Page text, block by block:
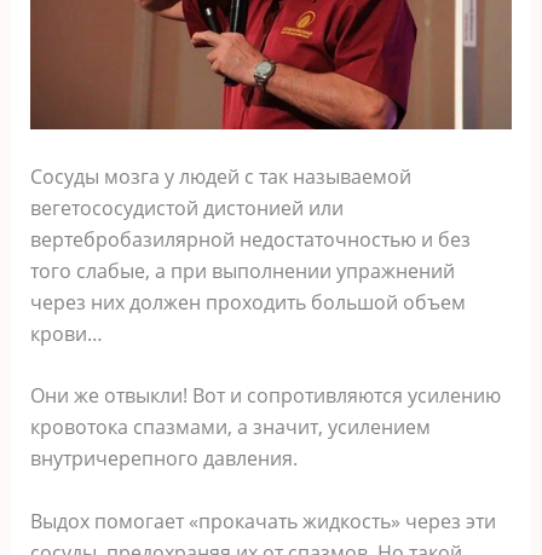
Сосуды мозга у людей с так называемой
вегетососудистой дистонией или
вертебробазилярной недостаточностью и без
того слабые, а при выполнении упражнений
через них должен проходить большой объем
крови…
Они же отвыкли! Вот и сопротивляются усилению
кровотока спазмами, а значит, усилением
внутричерепного давления.
Выдох помогает «прокачать жидкость» через эти